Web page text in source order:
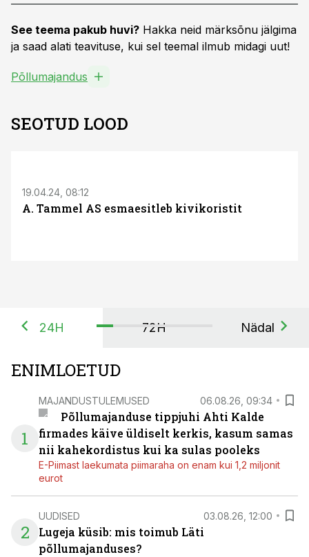
See teema pakub huvi? Hakka neid märksõnu jälgima
ja saad alati teavituse, kui sel teemal ilmub midagi uut!
Põllumajandus
SEOTUD LOOD
19.04.24, 08:12
A. Tammel AS esmaesitleb kivikoristit
24H 72H Nädal
ENIMLOETUD
1
MAJANDUSTULEMUSED 06.08.26, 09:34
Põllumajanduse tippjuhi Ahti Kalde
firmades käive üldiselt kerkis, kasum samas
nii kahekordistus kui ka sulas pooleks
E-Piimast laekumata piimaraha on enam kui 1,2 miljonit
eurot
2
UUDISED 03.08.26, 12:00
Lugeja küsib: mis toimub Läti
põllumajanduses?